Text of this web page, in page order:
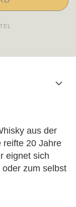
aus der
reifte 20 Jahre
eignet sich
zum selbst